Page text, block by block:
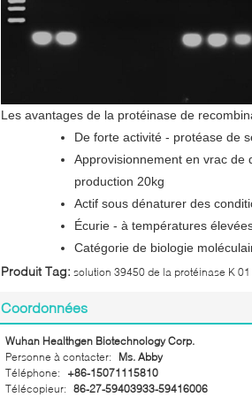
Les avantages de la protéinase de
De forte activité - protéase de
Approvisionnement en vrac de
production 20kg
Actif sous dénaturer des
Écurie - à températures
Catégorie de biologie
Produit Tag: solution 39450 de la protéinase K 01
Coordonnées
Wuhan Healthgen Biotechnology Corp.
Personne à contacter:
Ms. Abby
Téléphone:
+86-15071115810
Télécopieur: 86-27-59403933-59416006